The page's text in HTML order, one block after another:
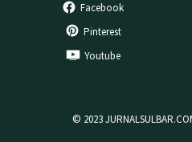
Facebook
Pinterest
Youtube
© 2023